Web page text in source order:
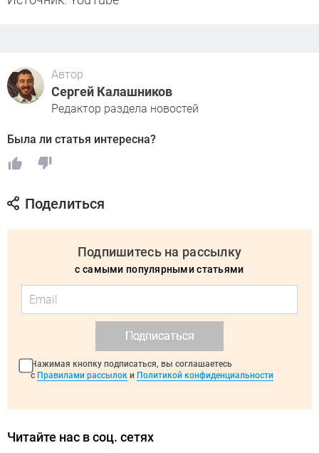
Автор
Сергей Калашников
Редактор раздела новостей
Была ли статья интересна?
Поделиться
Подпишитесь на рассылку
с самыми популярными статьями
Подписаться
Нажимая кнопку подписаться, вы соглашаетесь
с Правилами рассылок и Политикой конфиденциальности
Читайте нас в соц. сетях